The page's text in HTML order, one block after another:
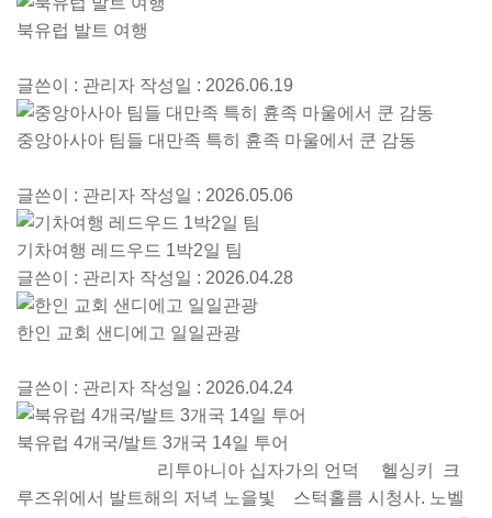
북유럽 발트 여행
글쓴이 : 관리자 작성일 : 2026.06.19
중앙아사아 팀들 대만족 특히 휸족 마울에서 쿤 감동
글쓴이 : 관리자 작성일 : 2026.05.06
기차여행 레드우드 1박2일 팀
글쓴이 : 관리자 작성일 : 2026.04.28
한인 교회 샌디에고 일일관광
글쓴이 : 관리자 작성일 : 2026.04.24
북유럽 4개국/발트 3개국 14일 투어
리투아니아 십자가의 언덕 헬싱키 크
루즈위에서 발트해의 저녁 노을빛 스턱홀름 시청사. 노벨